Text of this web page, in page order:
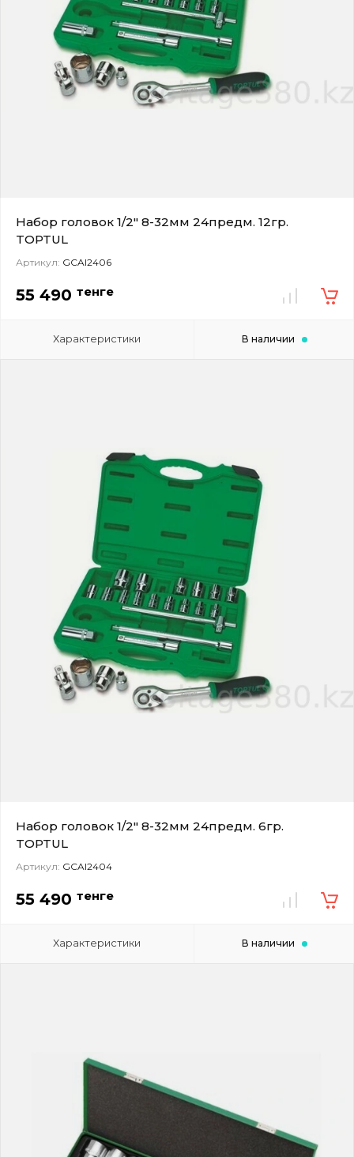
Набор головок 1/2" 8-32мм 24предм. 12гр.
TOPTUL
Артикул: GCAI2406
55 490 тенге
Характеристики В наличии
Набор головок 1/2" 8-32мм 24предм. 6гр.
TOPTUL
Артикул: GCAI2404
55 490 тенге
Характеристики В наличии